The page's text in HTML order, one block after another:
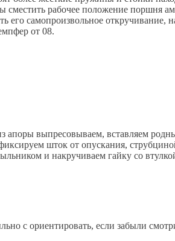
сместить рабочее положение поршня
его самопроизвольное откручивание,
от 08.
апоры выпресовываем, вставляем
шток от опускания,
и накручиваем гайку со
с ориентировать, если забыли